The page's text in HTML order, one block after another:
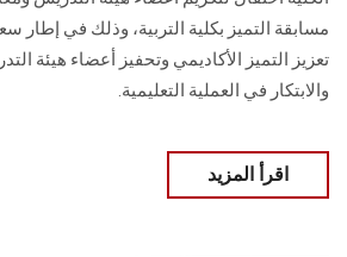
مسابقة التميز بكلية التربية، وذلك في إطار
تعزيز التميز الأكاديمي وتحفيز أعضاء هيئة
والابتكار في العملية التعليمية.
اقرأ المزيد